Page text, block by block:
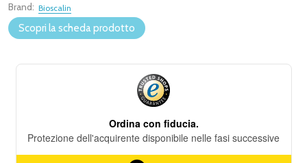
Brand: Bioscalin
Scopri la scheda prodotto